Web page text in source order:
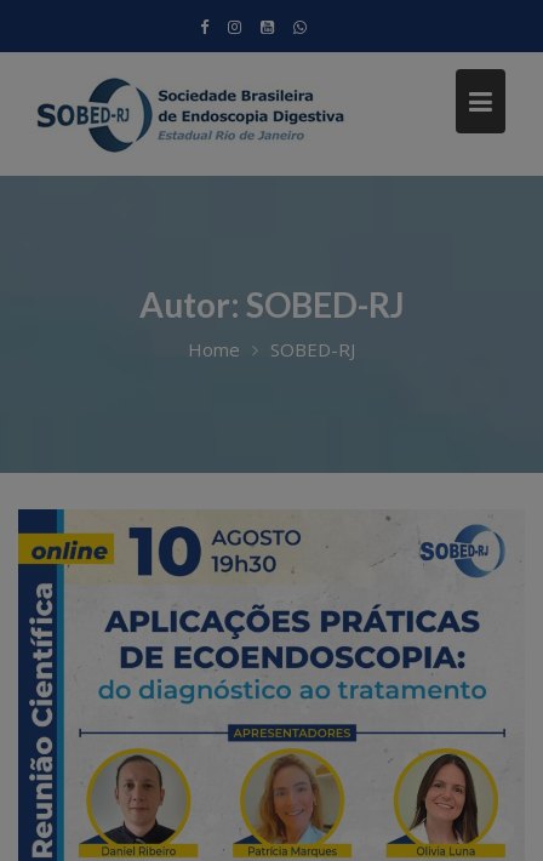
Autor: SOBED-RJ
Home SOBED-RJ